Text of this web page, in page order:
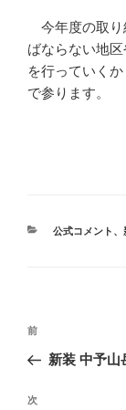
今年度の取り
ばならない地
を行っていく
で参ります。
カ
公式コメント 、
投
ナ
ビ
前
の
稿
前
新装 中予山
次
次